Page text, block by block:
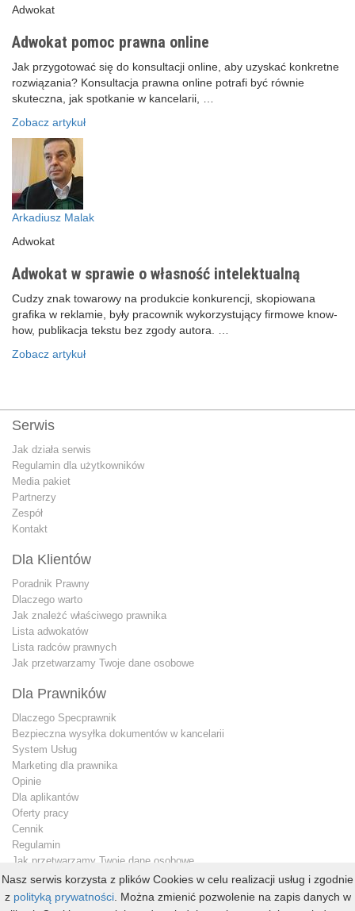
Adwokat
Adwokat pomoc prawna online
Jak przygotować się do konsultacji online, aby uzyskać konkretne
rozwiązania? Konsultacja prawna online potrafi być równie
skuteczna, jak spotkanie w kancelarii, …
Zobacz artykuł
Arkadiusz Malak
Adwokat
Adwokat w sprawie o własność intelektualną
Cudzy znak towarowy na produkcie konkurencji, skopiowana
grafika w reklamie, były pracownik wykorzystujący firmowe know-
how, publikacja tekstu bez zgody autora. …
Zobacz artykuł
Serwis
Jak działa serwis
Regulamin dla użytkowników
Media pakiet
Partnerzy
Zespół
Kontakt
Dla Klientów
Poradnik Prawny
Dlaczego warto
Jak znależć właściwego prawnika
Lista adwokatów
Lista radców prawnych
Jak przetwarzamy Twoje dane osobowe
Dla Prawników
Dlaczego Specprawnik
Bezpieczna wysyłka dokumentów w kancelarii
System Usług
Marketing dla prawnika
Opinie
Dla aplikantów
Oferty pracy
Cennik
Regulamin
Jak przetwarzamy Twoje dane osobowe
Konto premium
Kontakt dla prawnika
Nasz serwis korzysta z plików Cookies w celu realizacji usług i zgodnie
z polityką prywatności. Można zmienić pozwolenie na zapis danych w